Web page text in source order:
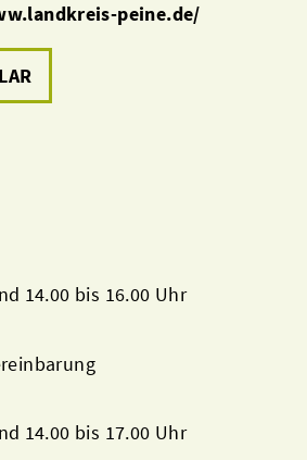
peine.de/
14.00 bis 16.00 Uhr
14.00 bis 17.00 Uhr